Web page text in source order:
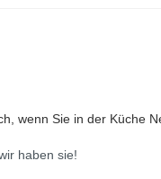
wenn Sie in der Küche
haben sie!